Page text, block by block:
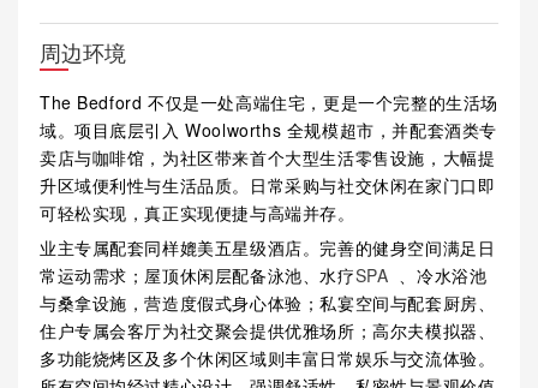
周边环境
The Bedford 不仅是一处高端住宅，更是一个完整的生活场
域。项目底层引入 Woolworths 全规模超市，并配套酒类专
卖店与咖啡馆，为社区带来首个大型生活零售设施，大幅提
升区域便利性与生活品质。日常采购与社交休闲在家门口即
可轻松实现，真正实现便捷与高端并存。
业主专属配套同样媲美五星级酒店。完善的健身空间满足日
常运动需求；屋顶休闲层配备泳池、水疗SPA 、冷水浴池
与桑拿设施，营造度假式身心体验；私宴空间与配套厨房、
住户专属会客厅为社交聚会提供优雅场所；高尔夫模拟器、
多功能烧烤区及多个休闲区域则丰富日常娱乐与交流体验。